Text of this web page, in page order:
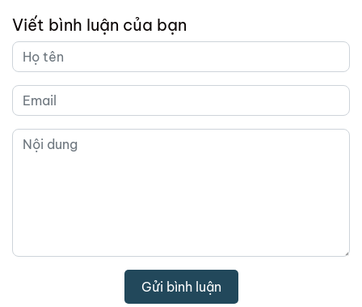
Viết bình luận của bạn
Gửi bình luận